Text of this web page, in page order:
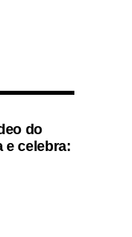
do
e celebra: